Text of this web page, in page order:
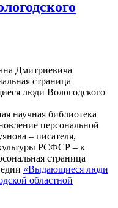
научная библиотека
персональной
– писателя,
РСФСР – к
страница
«Выдающиеся люди
областной